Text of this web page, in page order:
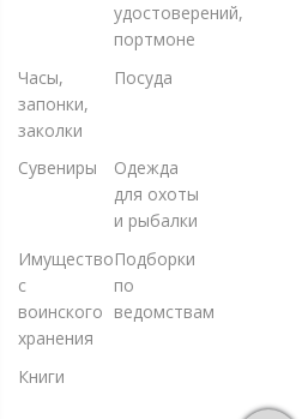
удостоверений,
портмоне
Часы,
запонки,
заколки
Посуда
Сувениры
Одежда
для охоты
и рыбалки
Имущество
с
воинского
хранения
Подборки
по
ведомствам
Книги